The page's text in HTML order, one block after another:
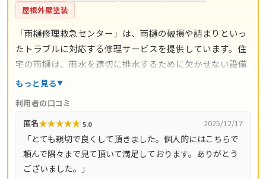
屋根外壁塗装
「雨樋修理救急センター」は、雨樋の破損や詰まりといっ
たトラブルに対応する修理サービスを提供しています。住
宅の雨樋は、雨水を適切に排水するために欠かせない設備
であり、故障や劣化を放置すると外壁や基礎部分に影響を
合に迅速な対応を行い、利用者の暮らしを守るサポートを
行っています。 また、日常的な清掃や点検といったメンテ
ナンスにも対応しており、急な修理だけでなく予防的な管
理を希望する方にも利用しやすいのが特徴です。専門スタ
ッフによる現場対応を通じて、地域の住宅維持に貢献して
もっと見る
利用者の口コミ
匿名★★★★★ 5.0 2025/12/17
「とても親切で良くして頂きました。個人的にはこちらで
頼んで隅々まで見て頂いて満足しております。ありがとう
ございました。」